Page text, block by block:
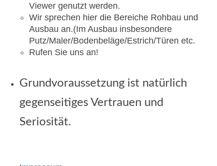
Viewer genutzt werden.
Wir sprechen hier die Bereiche Rohbau und
Ausbau an.(Im Ausbau insbesondere
Putz/Maler/Bodenbeläge/Estrich/Türen etc.
Rufen Sie uns an!
Grundvoraussetzung ist natürlich
gegenseitiges Vertrauen und
Seriosität.